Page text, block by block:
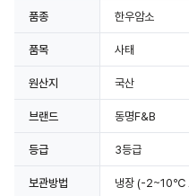
품종 한우암소
품목 사태
원산지 국산
브랜드 동명F&B
등급 3등급
보관방법 냉장 (-2~10℃